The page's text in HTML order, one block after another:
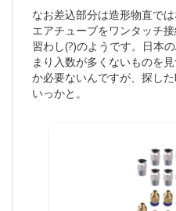
なお差込部分は造形物直で
エアチューブをワンタッチ
習わし(?)のようです。日本
まり入数が多くないものを
か必要ないんですが、探し
いっかと。